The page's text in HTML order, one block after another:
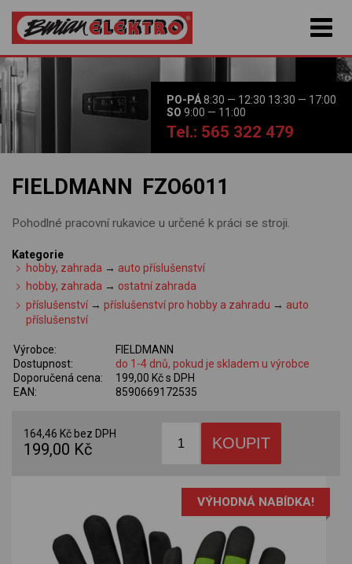
PO-PÁ8:30 — 12:30 13:30 — 17:00
SO 9:00 — 11:00
Tel.: 565 322 479
FIELDMANN FZO6011
Pohodlné pracovní rukavice u určené k práci se stroji.
Kategorie
hobby, zahrada → auto příslušenství
hobby, zahrada → ostatní zahrada
příslušenství →příslušenství pro hobby a zahradu → auto
příslušenství
Výrobce:
FIELDMANN
Dostupnost:
do 1-4 dnů, pokud je skladem u výrobce
Doporučená cena:
199,00 Kč s DPH
EAN:
8590669172535
164,46 Kč bez DPH
199,00 Kč
VÝHODNÁ NABÍDKA!